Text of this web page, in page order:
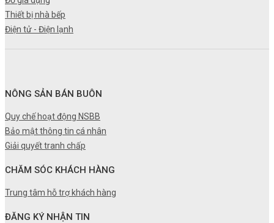
Thiết bị nhà bếp
Điện tử - Điện lạnh
NÔNG SẢN BÁN BUÔN
Quy chế hoạt động NSBB
Bảo mật thông tin cá nhân
Giải quyết tranh chấp
CHĂM SÓC KHÁCH HÀNG
Trung tâm hỗ trợ khách hàng
ĐĂNG KÝ NHẬN TIN